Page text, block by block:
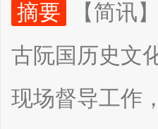
摘要
【简讯
古阮国历史文
现场督导工作